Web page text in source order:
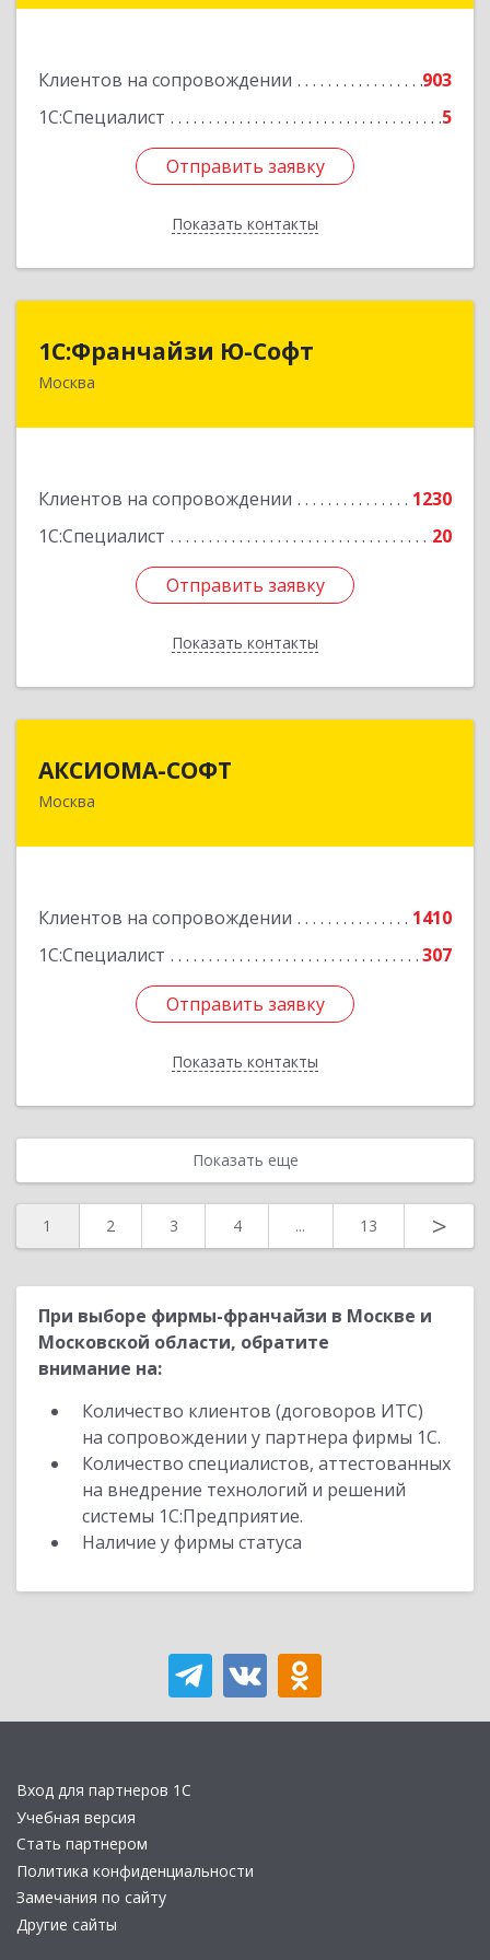
Клиентов на сопровождении
903
1С:Специалист
5
Отправить заявку
Показать контакты
Отправить заявку
Назад
1С:Франчайзи Ю-Софт
Москва
Клиентов на сопровождении
1230
1С:Специалист
20
Отправить заявку
Показать контакты
1С:Франчайзи Ю-Софт
117149, Москва г, вн.тер.г. муниципальный
Отправить заявку
Назад
АКСИОМА-СОФТ
Москва
Клиентов на сопровождении
1410
1С:Специалист
307
Отправить заявку
Показать контакты
105066, Москва г, вн.тер.г. муниципальный
Подробнее
Отправить заявку
Назад
Показать еще
1 2 3 4 ... 13 >
При выборе фирмы-франчайзи в Москве и
Московской области, обратите
внимание на:
Количество клиентов (договоров ИТС)
на сопровождении у партнера фирмы 1С.
Количество специалистов, аттестованных
на внедрение технологий и решений
системы 1С:Предприятие.
Наличие у фирмы статуса
Вход для партнеров 1С
Учебная версия
Стать партнером
Политика конфиденциальности
Замечания по сайту
Другие сайты